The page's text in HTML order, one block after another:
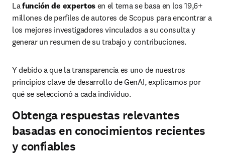
La función de expertos en el tema se basa en los 19,6+
millones de perfiles de autores de Scopus para encontrar a
los mejores investigadores vinculados a su consulta y
generar un resumen de su trabajo y contribuciones.
Y debido a que la transparencia es uno de nuestros
principios clave de desarrollo de GenAI, explicamos por
qué se seleccionó a cada individuo.
Obtenga respuestas relevantes
basadas en conocimientos recientes
y confiables